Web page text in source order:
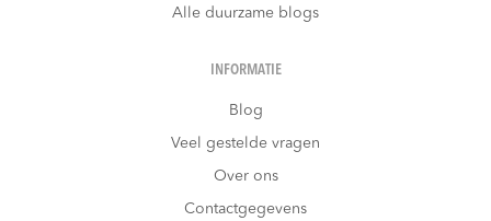
Alle duurzame blogs
INFORMATIE
Blog
Veel gestelde vragen
Over ons
Contactgegevens